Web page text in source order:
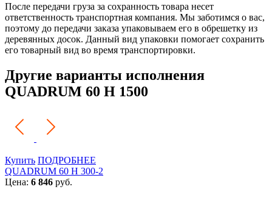
После передачи груза за сохранность товара несет
ответственность транспортная компания. Мы заботимся о вас,
поэтому до передачи заказа упаковываем его в обрешетку из
деревянных досок. Данный вид упаковки помогает сохранить
его товарный вид во время транспортировки.
Другие варианты исполнения
QUADRUM 60 H 1500
Купить ПОДРОБНЕЕ
QUADRUM 60 H 300-2
Цена: 6 846 руб.